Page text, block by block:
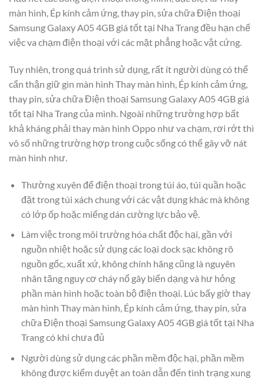
màn hình, Ép kính cảm ứng, thay pin, sửa chữa Điện thoại
Samsung Galaxy A05 4GB giá tốt tại Nha Trang đều hạn chế
việc va chạm điện thoại với các mặt phẳng hoặc vật cứng.
Tuy nhiên, trong quá trình sử dụng, rất ít người dùng có thể
cẩn thận giữ gìn màn hình Thay màn hình, Ép kính cảm ứng,
thay pin, sửa chữa Điện thoại Samsung Galaxy A05 4GB giá
tốt tại Nha Trang của mình. Ngoài những trường hợp bất
khả kháng phải thay màn hình Oppo như va chạm, rơi rớt thì
vô số những trường hợp trong cuộc sống có thể gây vỡ nát
màn hình như.
Thường xuyên để điện thoại trong túi áo, túi quần hoặc
đặt trong túi xách chung với các vật dụng khác mà không
có lớp ốp hoặc miếng dán cường lực bảo vệ.
Làm việc trong môi trường hóa chất độc hại, gần với
nguồn nhiệt hoặc sử dụng các loại dock sạc không rõ
nguồn gốc, xuất xứ, không chính hãng cũng là nguyên
nhân tăng nguy cơ cháy nổ gây biến dạng và hư hỏng
phần màn hình hoặc toàn bộ điện thoại. Lúc bấy giờ thay
màn hình Thay màn hình, Ép kính cảm ứng, thay pin, sửa
chữa Điện thoại Samsung Galaxy A05 4GB giá tốt tại Nha
Trang có khi chưa đủ
Người dùng sử dụng các phần mềm độc hại, phần mềm
không được kiểm duyệt an toàn dẫn đến tình trạng xung